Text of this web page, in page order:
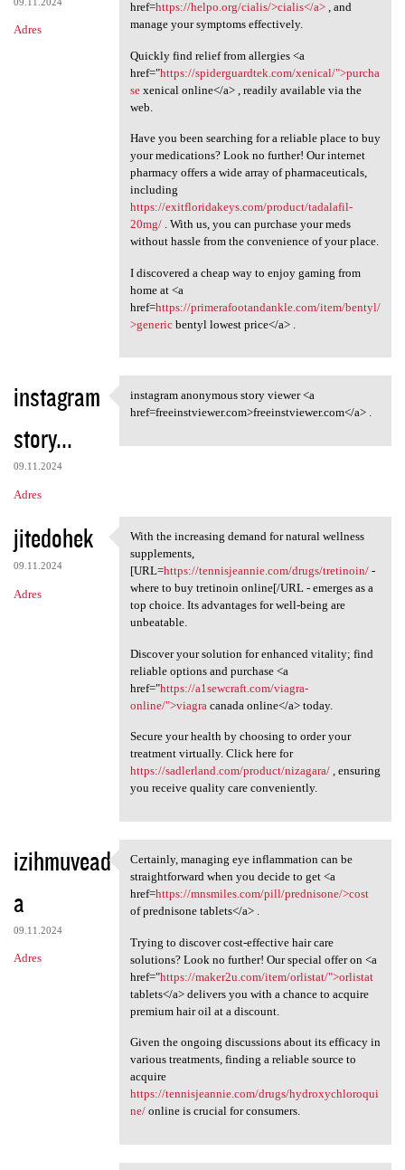
Adres
href=https://helpo.org/cialis/>cialis</a>, and
manage your symptoms effectively.
Quickly find relief from allergies <a
href="https://spiderguardtek.com/xenical/">purcha
sexenical online</a> , readily available via the
web.
Have you been searching for a reliable place to buy
your medications? Look no further! Our internet
pharmacy offers a wide array of pharmaceuticals,
including
https://exitfloridakeys.com/product/tadalafil-
20mg/. With us, you can purchase your meds
without hassle from the convenience of your place.
I discovered a cheap way to enjoy gaming from
home at <a
href=https://primerafootandankle.com/item/bentyl/
>genericbentyl lowest price</a> .
instagram
story...
09.11.2024
Adres
instagram anonymous story
instagram anonymous story viewer <a
href=freeinstviewer.com>freeinstviewer.com</a> .
jitedohek
09.11.2024
Adres
With the increasing demand
With the increasing demand for natural wellness
supplements,
[URL=https://tennisjeannie.com/drugs/tretinoin/-
where to buy tretinoin online[/URL - emerges as a
top choice. Its advantages for well-being are
unbeatable.
Discover your solution for enhanced vitality; find
reliable options and purchase <a
href="https://a1sewcraft.com/viagra-
online/">viagra canada online</a> today.
Secure your health by choosing to order your
treatment virtually. Click here for
https://sadlerland.com/product/nizagara/, ensuring
you receive quality care conveniently.
izihmuvead
a
09.11.2024
Adres
Certainly, managing eye
Certainly, managing eye inflammation can be
straightforward when you decide to get <a
href=https://mnsmiles.com/pill/prednisone/>cost
of prednisone tablets</a> .
Trying to discover cost-effective hair care
solutions? Look no further! Our special offer on <a
href="https://maker2u.com/item/orlistat/">orlistat
tablets</a> delivers you with a chance to acquire
premium hair oil at a discount.
Given the ongoing discussions about its efficacy in
various treatments, finding a reliable source to
acquire
https://tennisjeannie.com/drugs/hydroxychloroqui
ne/online is crucial for consumers.